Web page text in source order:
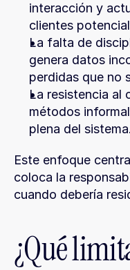
interacción y
clientes
La falta de
genera datos
perdidas que no
La resistencia al
métodos
plena del sistema.
Este enfoque
coloca la
cuando debería
¿Qué